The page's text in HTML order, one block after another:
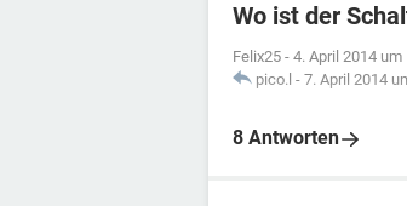
Wo ist der
Felix25 - 4. April 2014 um
pico.l - 7. April 2014
8 Antworten